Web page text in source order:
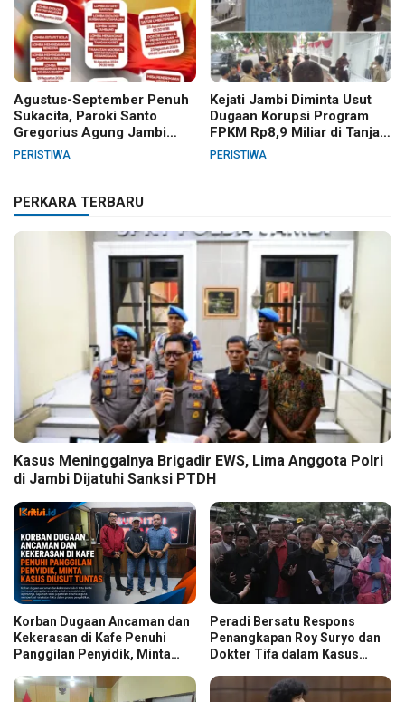
Agustus-September Penuh
Sukacita, Paroki Santo
Gregorius Agung Jambi
Gelar Berbagai Kegiatan
PERISTIWA
Kejati Jambi Diminta Usut
Dugaan Korupsi Program
FPKM Rp8,9 Miliar di Tanjab
Barat
PERISTIWA
PERKARA TERBARU
Kasus Meninggalnya Brigadir EWS, Lima Anggota Polri
di Jambi Dijatuhi Sanksi PTDH
Korban Dugaan Ancaman dan
Kekerasan di Kafe Penuhi
Panggilan Penyidik, Minta
Peradi Bersatu Respons
Penangkapan Roy Suryo dan
Dokter Tifa dalam Kasus